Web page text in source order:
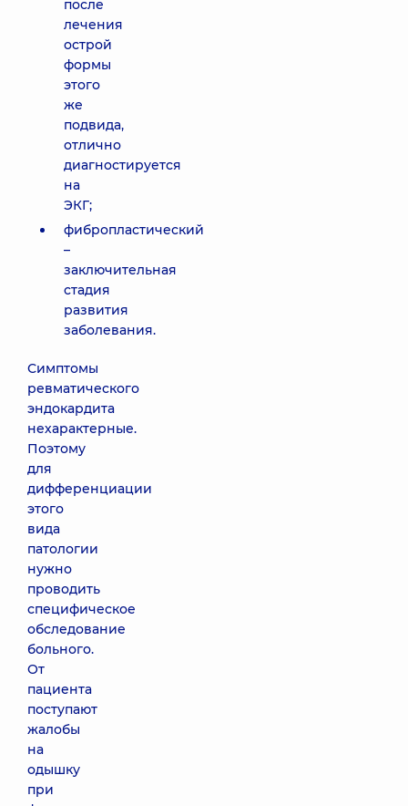
после
лечения
острой
формы
этого
же
подвида,
отлично
диагностируется
на
ЭКГ;
фибропластический
–
заключительная
стадия
развития
заболевания.
Симптомы
ревматического
эндокардита
нехарактерные.
Поэтому
для
дифференциации
этого
вида
патологии
нужно
проводить
специфическое
обследование
больного.
От
пациента
поступают
жалобы
на
одышку
при